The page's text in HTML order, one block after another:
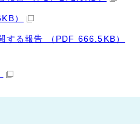
）
する報告 （PDF 666.5KB）